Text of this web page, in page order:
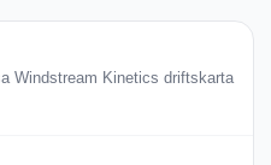
Windstream Kinetics driftskarta